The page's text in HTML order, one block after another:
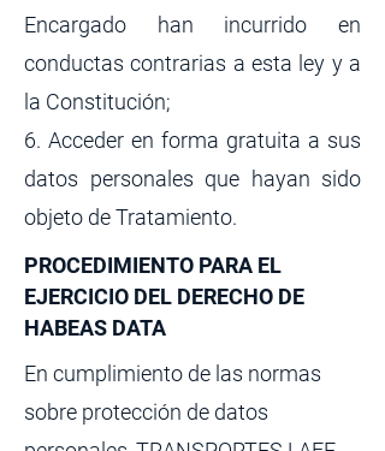
Encargado han incurrido en
conductas contrarias a esta ley y a
la Constitución;
6. Acceder en forma gratuita a sus
datos personales que hayan sido
objeto de Tratamiento.
PROCEDIMIENTO PARA EL
EJERCICIO DEL DERECHO DE
HABEAS DATA
En cumplimiento de las normas
sobre protección de datos